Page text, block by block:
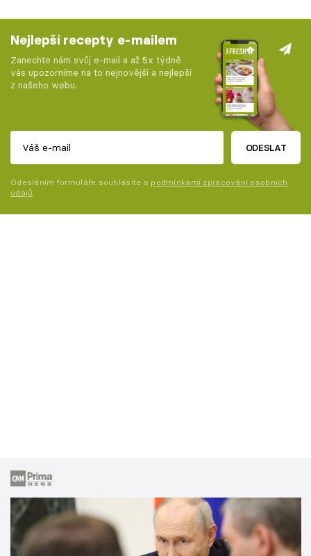
Nejlepší recepty e-mailem
Zanechte nám svůj e-mail a až 5x týdně
vás upozorníme na to nejnovější a nejlepší
z našeho webu.
ODESLAT
Odesláním formuláře souhlasíte s podmínkami zpracování osobních
údajů